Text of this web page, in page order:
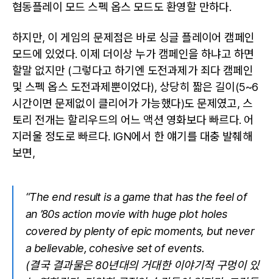
협동플레이 모드 스펙 옵스 모드도 환영할 만하다.
하지만, 이 게임의 문제점은 바로 싱글 플레이어 캠페인
모드에 있었다. 이제 더이상 누가 캠페인을 하냐고 하면
할말 없지만 (그렇다고 하기엔 도전과제가 죄다 캠페인
및 스펙 옵스 도전과제뿐이었다), 상당히 짧은 길이(5~6
시간이면 문제없이 클리어가 가능했다)도 문제였고, 스
토리 전개는 할리우드의 어느 액션 영화보다 빠르다. 어
지러울 정도로 빠르다. IGN에서 한 얘기를 대충 발췌해
보면,
“The end result is a game that has the feel of
an ’80s action movie with huge plot holes
covered by plenty of epic moments, but never
a believable, cohesive set of events.
(결국 결과물은 80년대의 거대한 이야기적 구멍이 있